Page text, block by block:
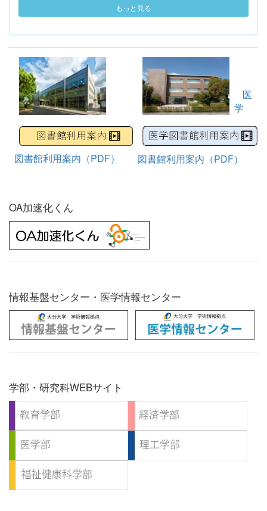
もっと見る
図書館利用案内（PDF）
医
学
図書館利用案内（PDF）
OA加速化くん
情報基盤センター・医学情報センター
学部・研究科WEBサイト